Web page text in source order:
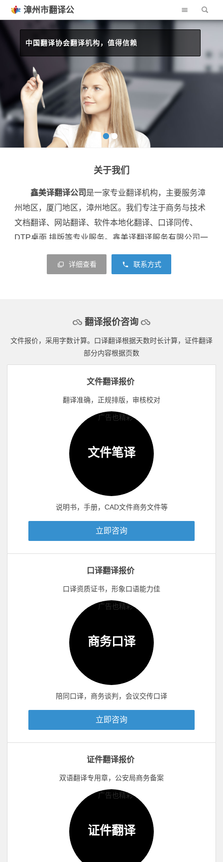
漳州市翻译公
中国翻译协会翻译机构，值得信赖
价格公道，翻译及时，售后有保障
关于我们
鑫美译翻译公司 是一家专业翻译机构，主要服务漳
州地区，厦门地区，漳州地区。我们专注于商务与技术
文档翻译、网站翻译、软件本地化翻译、口译同传、
DTP桌面 排版等专业服务。鑫美译翻译服务有限公司一
直秉持“缔造一流品质，超越客户期望”的服务理念，致
力于为全球客户提供专业的语言解决方案，与众多客户
械科技资料翻译、公司简介翻译、产品介绍翻译、说明
材料翻译等（学位 证翻译、成绩单翻译）翻译认证盖
章，得到广大客户的承认和赞赏
详细查看 联系方式
翻译报价咨询
文件报价，采用字数计算。口译翻译根据天数时长计算，证件翻译
部分内容根据页数
文件翻译报价
翻译准确，正规排版，审核校对
文件笔译
说明书，手册，CAD文件商务文件等
立即咨询
口译翻译报价
口译资质证书，形象口语能力佳
商务口译
陪同口译，商务谈判，会议交传口译
立即咨询
证件翻译报价
双语翻译专用章，公安局商务备案
证件翻译